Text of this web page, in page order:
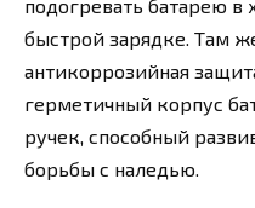
подогревать батарею в
быстрой зарядке. Там
антикоррозийная
герметичный корпус
ручек, способный
борьбы с наледью.